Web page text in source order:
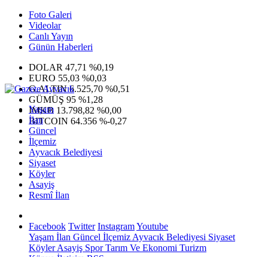
Foto Galeri
Videolar
Canlı Yayın
Günün Haberleri
DOLAR 47,71 %0,19
EURO 55,03 %0,03
G.ALTIN6.525,70 %0,51
GÜMÜŞ 95 %1,28
IMKB 13.798,82 %0,00
BITCOIN 64.356 %-0,27
Yaşam
İlan
Güncel
İlçemiz
Ayvacık Belediyesi
Siyaset
Köyler
Asayiş
Resmî İlan
Facebook Twitter InstagramYoutube
Yaşam İlan Güncel İlçemiz Ayvacık Belediyesi Siyaset
KöylerAsayiş SporTarım Ve Ekonomi Turizm